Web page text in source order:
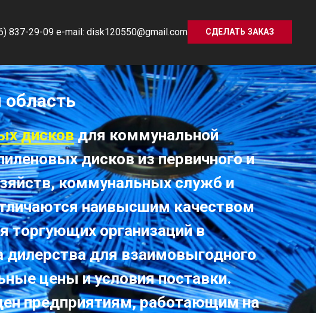
837-29-09 e-mail: disk120550@gmail.com СДЕЛАТЬ ЗАКАЗ
дисковдля коммунальной
дисков из первичного и
коммунальных служб и
наивысшим качеством
торгующих организаций в
для взаимовыгодного
цены и условия поставки.
предприятиям, работающим на